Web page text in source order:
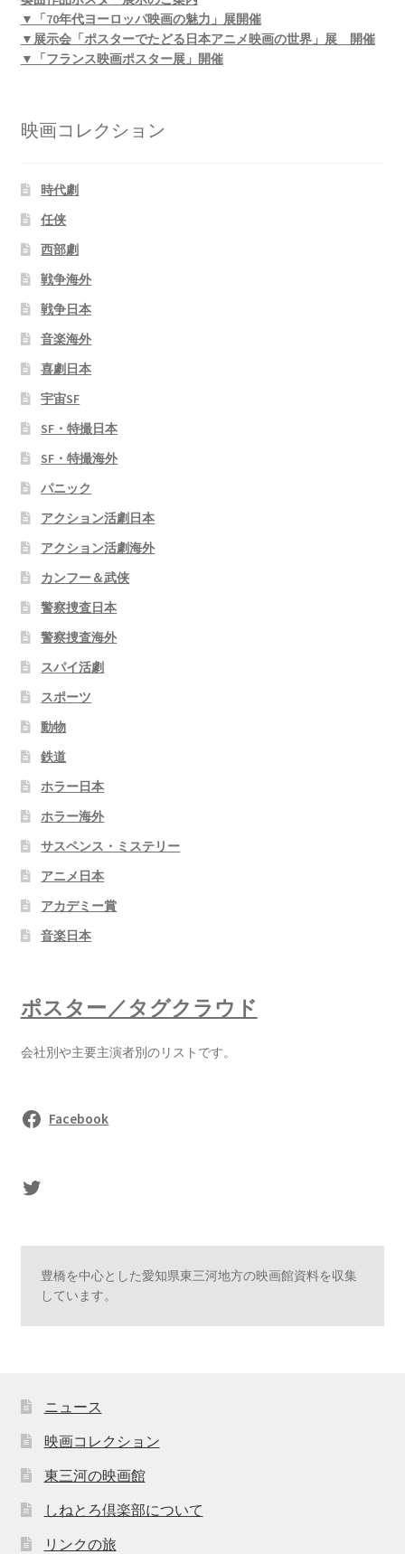
▼「70年代ヨーロッパ映画の魅力」展開催
▼展示会「ポスターでたどる日本アニメ映画の世界」展 開催
▼「フランス映画ポスター展」開催
映画コレクション
時代劇
任侠
西部劇
戦争海外
戦争日本
音楽海外
喜劇日本
宇宙SF
SF・特撮日本
SF・特撮海外
パニック
アクション活劇日本
アクション活劇海外
カンフー＆武侠
警察捜査日本
警察捜査海外
スパイ活劇
スポーツ
動物
鉄道
ホラー日本
ホラー海外
サスペンス・ミステリー
アニメ日本
アカデミー賞
音楽日本
ポスター／タグクラウド
会社別や主要主演者別のリストです。
Facebook
sasaki's Twitter
豊橋を中心とした愛知県東三河地方の映画館資料を収集
しています。
ニュース
映画コレクション
東三河の映画館
しねとろ倶楽部について
リンクの旅